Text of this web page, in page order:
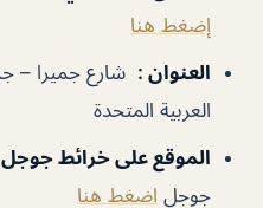
إضغط هنا
العنوان :
العربية المتحدة
الموقع على خرائط جوجل
جوجل اضغط هنا